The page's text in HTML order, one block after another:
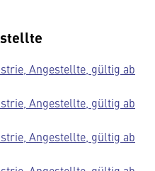
Angestellte, gültig ab
Angestellte, gültig ab
Angestellte, gültig ab